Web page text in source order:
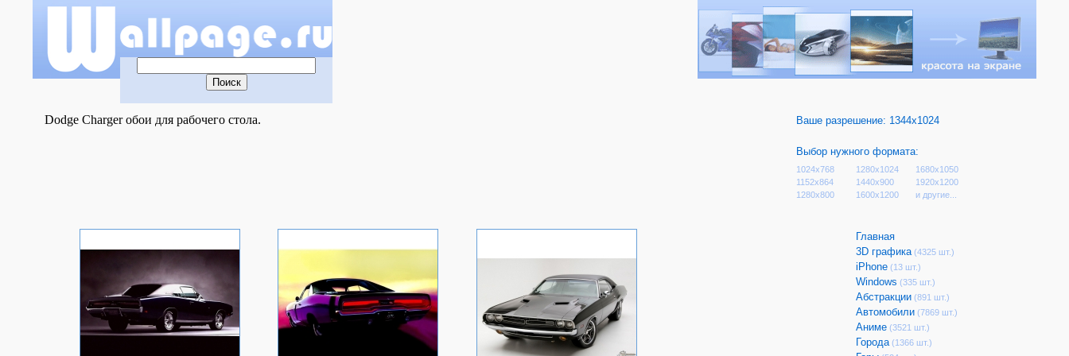
Dodge Charger обои для рабочего стола. Ваше разрешение: 1344x1024
Выбор нужного формата:
1024x768 1280x1024
1680x1050
1152x864
1440x900
1920x1200
1280x800
1600x1200 и другие...
Главная
3D графика (4325 шт.)
iPhone (13 шт.)
Windows (335 шт.)
Абстракции (891 шт.)
Автомобили (7869 шт.)
Аниме (3521 шт.)
Города (1366 шт.)